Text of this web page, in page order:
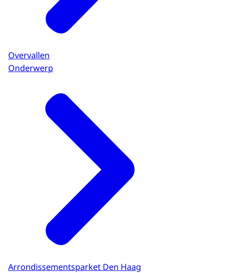
Overvallen
Onderwerp
Arrondissementsparket Den Haag